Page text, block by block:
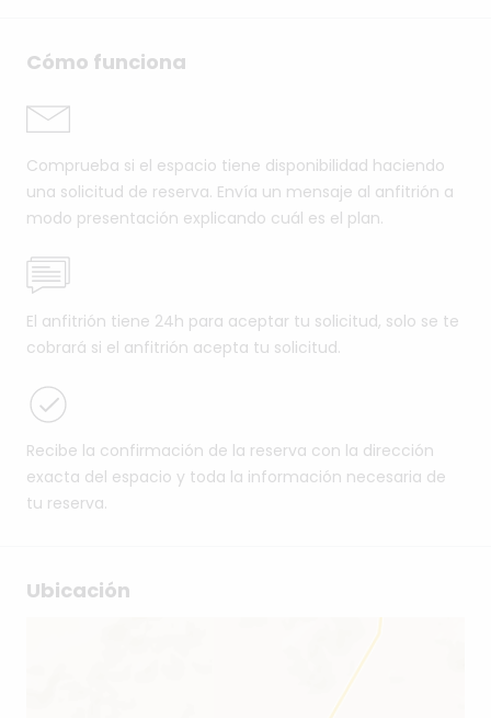
Cómo funciona
Comprueba si el espacio tiene disponibilidad haciendo
una solicitud de reserva. Envía un mensaje al anfitrión a
modo presentación explicando cuál es el plan.
El anfitrión tiene 24h para aceptar tu solicitud, solo se te
cobrará si el anfitrión acepta tu solicitud.
Recibe la confirmación de la reserva con la dirección
exacta del espacio y toda la información necesaria de
tu reserva.
Ubicación